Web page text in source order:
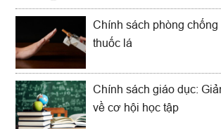
Chính sách phòng chống
thuốc lá
Chính sách giáo dục:
về cơ hội học tập